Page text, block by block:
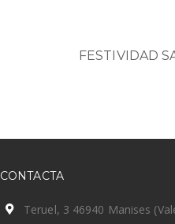
FESTIVIDAD
CONTACTA
Teruel, 3 46940 Manises